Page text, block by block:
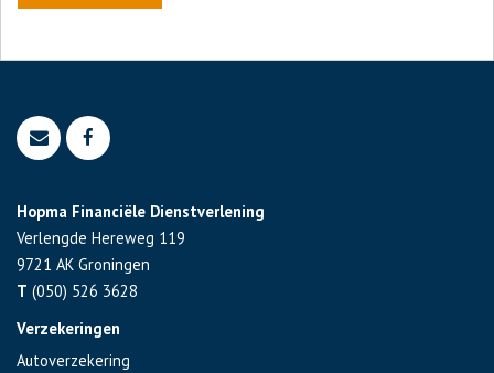
Hopma Financiële Dienstverlening
Verlengde Hereweg 119
9721 AK Groningen
T (050) 526 3628
Verzekeringen
Autoverzekering